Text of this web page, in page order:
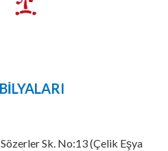
Sk. No:13 (Çelik Eşya